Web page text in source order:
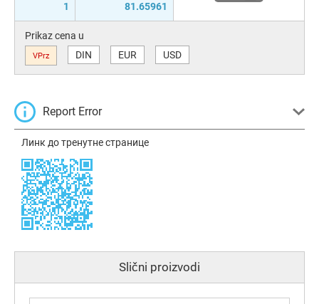
1 81.65961
Prikaz cena u
VPrz DIN EUR USD
Report Error
Линк до тренутне странице
Slični proizvodi